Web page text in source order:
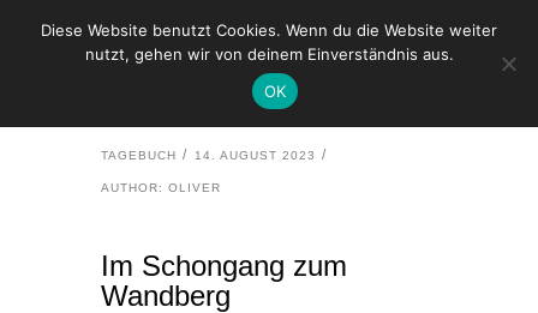
TAGEBUCH 14. AUGUST 2023
AUTHOR: OLIVER
Im Schongang zum
Wandberg
Diese Website benutzt Cookies. Wenn du die Website weiter
nutzt, gehen wir von deinem Einverständnis aus.
OK